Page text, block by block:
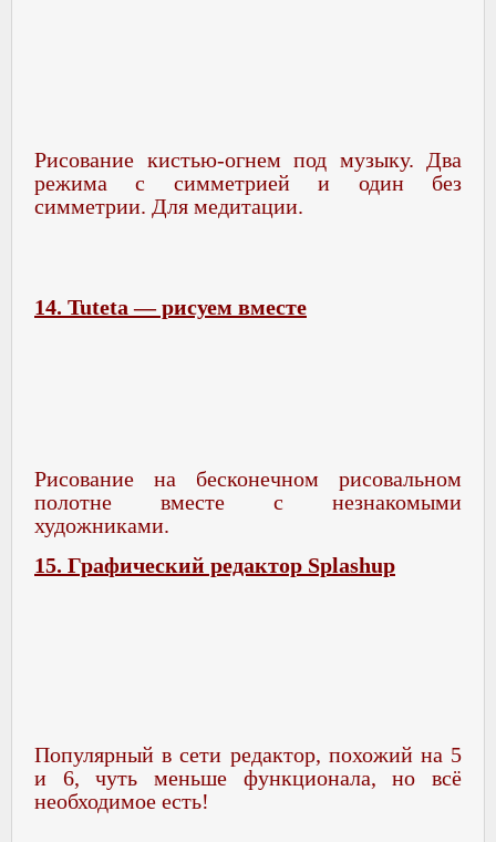
Рисование кистью-огнем под музыку. Два
режима с симметрией и один без
симметрии. Для медитации.
14. Tuteta — рисуем вместе
Рисование на бесконечном рисовальном
полотне вместе с незнакомыми
художниками.
15. Графический редактор Splashup
Популярный в сети редактор, похожий на 5
и 6, чуть меньше функционала, но всё
необходимое есть!